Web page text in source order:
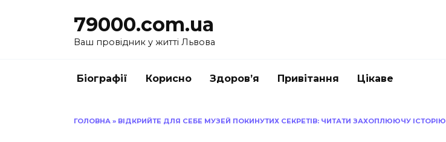
79000.com.ua
Ваш провідник у житті Львова
Біографії Корисно Здоров’я Привітання Цікаве
ГОЛОВНА » ВІДКРИЙТЕ ДЛЯ СЕБЕ МУЗЕЙ ПОКИНУТИХ СЕКРЕТІВ: ЧИТАТИ ЗАХОПЛЮЮЧУ ІСТОРІЮ